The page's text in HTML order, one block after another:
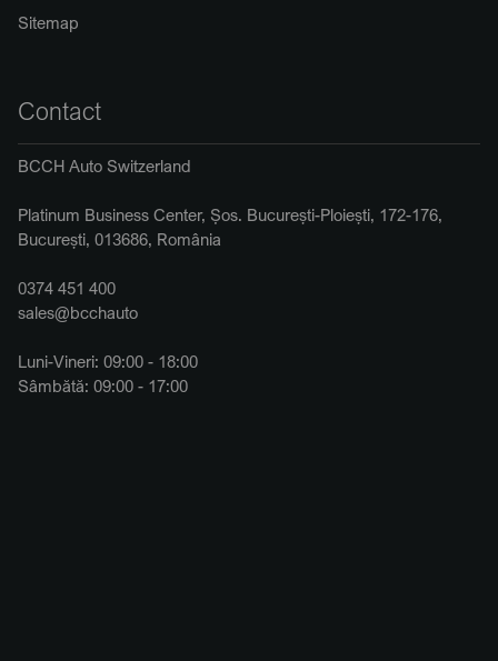
Sitemap
Contact
BCCH Auto Switzerland
Platinum Business Center, Șos. București-Ploiești, 172-176,
București, 013686, România
0374 451 400
sales@bcchauto
Luni-Vineri: 09:00 - 18:00
Sâmbătă: 09:00 - 17:00